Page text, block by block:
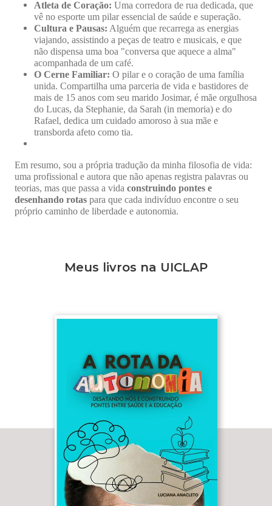
Atleta de Coração: Uma corredora de rua dedicada, que
vê no esporte um pilar essencial de saúde e superação.
Cultura e Pausas: Alguém que recarrega as energias
viajando, assistindo a peças de teatro e musicais, e que
não dispensa uma boa "conversa que aquece a alma"
acompanhada de um café.
O Cerne Familiar: O pilar e o coração de uma família
unida. Compartilha uma parceria de vida e bastidores de
mais de 15 anos com seu marido Josimar, é mãe orgulhosa
do Lucas, da Stephanie, da Sarah (in memoria) e do
Rafael, dedica um cuidado amoroso à sua mãe e
transborda afeto como tia.
Em resumo, sou a própria tradução da minha filosofia de vida:
uma profissional e autora que não apenas registra palavras ou
teorias, mas que passa a vida construindo pontes e
desenhando rotas para que cada indivíduo encontre o seu
próprio caminho de liberdade e autonomia.
Meus livros na UICLAP